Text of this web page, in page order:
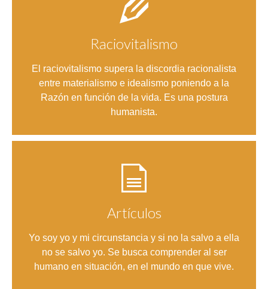
Raciovitalismo
El raciovitalismo supera la discordia racionalista
entre materialismo e idealismo poniendo a la
Razón en función de la vida. Es una postura
humanista.
Artículos
Yo soy yo y mi circunstancia y si no la salvo a ella
no se salvo yo. Se busca comprender al ser
humano en situación, en el mundo en que vive.